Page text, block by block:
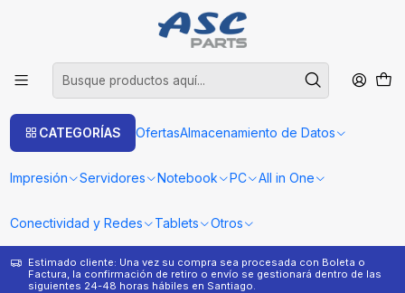
CATEGORÍAS OfertasAlmacenamiento de Datos
Impresión Servidores Notebook PC All in One
Conectividad y Redes Tablets Otros
Estimado cliente: Una vez su compra sea procesada con Boleta o
Factura, la confirmación de retiro o envío se gestionará dentro de las
siguientes 24-48 horas hábiles en Santiago.